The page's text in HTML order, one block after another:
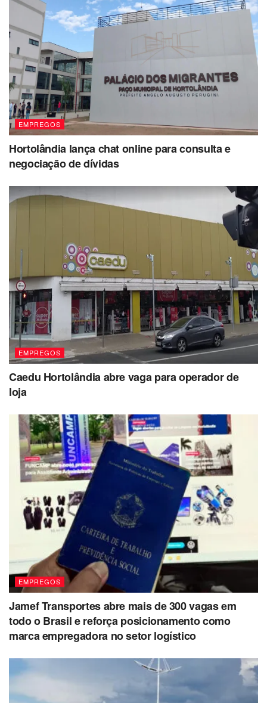
EMPREGOS
Hortolândia lança chat online para consulta e
negociação de dívidas
EMPREGOS
Caedu Hortolândia abre vaga para operador de
loja
EMPREGOS
Jamef Transportes abre mais de 300 vagas em
todo o Brasil e reforça posicionamento como
marca empregadora no setor logístico